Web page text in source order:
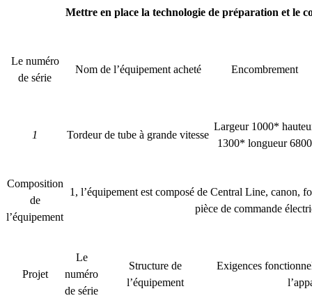
Mettre en place la technologie de préparation et le
Le numéro
de série
Nom de l’équipement acheté Encombrement
1 Tordeur de tube à grande vitesse
Largeur 1000*
1300* longueur 6800
Composition
de
l’équipement
1, l’équipement est composé de Central Line, canon,
pièce de commande
Projet
Le
numéro
de série
Structure de
l’équipement
Exigences